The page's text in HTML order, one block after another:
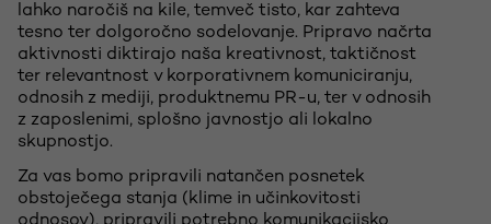
lahko naročiš na kile, temveč tisto, kar zahteva
tesno ter dolgoročno sodelovanje. Pripravo načrta
aktivnosti diktirajo naša kreativnost, taktičnost
ter relevantnost v korporativnem komuniciranju,
odnosih z mediji, produktnemu PR-u, ter v odnosih
z zaposlenimi, splošno javnostjo ali lokalno
skupnostjo.
Za vas bomo pripravili natančen posnetek
obstoječega stanja (klime in učinkovitosti